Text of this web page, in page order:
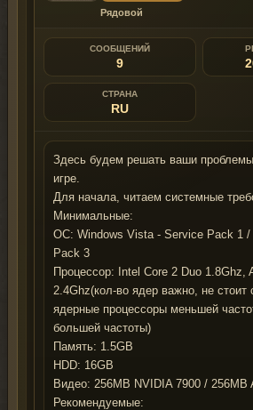
Рядовой
СООБЩЕНИЙ
9
СТРАНА
RU
Здесь будем решать ваши
игре.
Для начала, читаем системные
Минимальные:
OC: Windows Vista - Service Pack 1
Pack 3
Процессор: Intel Core 2 Duo 1.8Ghz,
2.4Ghz(кол-во ядер важно, не стоит
ядерные процессоры меньшей
большей частоты)
Память: 1.5GB
HDD: 16GB
Видео: 256MB NVIDIA 7900 / 256MB
Рекомендуемые: